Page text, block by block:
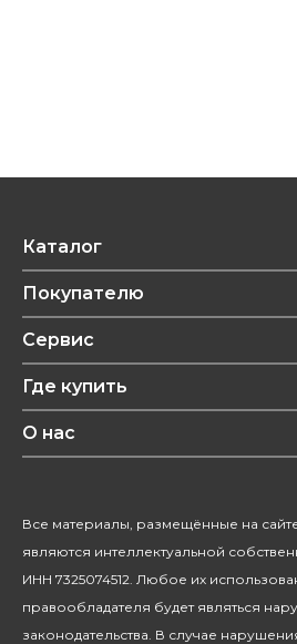
Каталог
Приготовление напитков
Техника для кухни
Уход за волосами
Красота и здоровье
Уход за домом
Посуда
Покупателю
Обзоры
Рецепты
Сервис
Где купить
О нас
Благотворительность
Все материалы, размещённые на
являются интеллектуальной
ИНН 7325074512. Любое их
правообладателя будет являться
законодательства. В случае